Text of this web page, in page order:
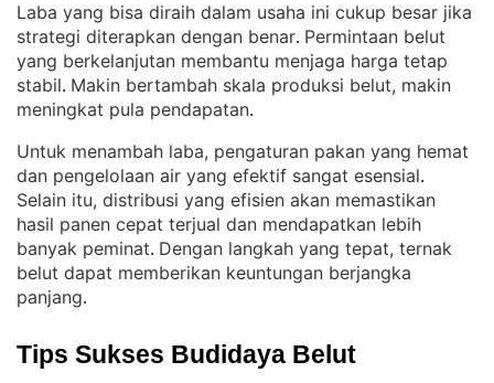
Laba yang bisa diraih dalam usaha ini cukup besar jika
strategi diterapkan dengan benar. Permintaan belut
yang berkelanjutan membantu menjaga harga tetap
stabil. Makin bertambah skala produksi belut, makin
meningkat pula pendapatan.
Untuk menambah laba, pengaturan pakan yang hemat
dan pengelolaan air yang efektif sangat esensial
Selain itu, distribusi yang efisien akan memastikan
hasil panen cepat terjual dan mendapatkan lebih
banyak peminat. Dengan langkah yang tepat, ternak
belut dapat memberikan keuntungan berjangka
panjang.
Tips Sukses Budidaya Belut